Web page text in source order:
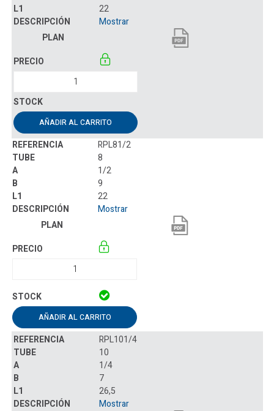
22
Mostrar
AÑADIR AL CARRITO
RPL81/2
8
1/2
9
22
Mostrar
AÑADIR AL CARRITO
RPL101/4
10
1/4
7
26,5
Mostrar